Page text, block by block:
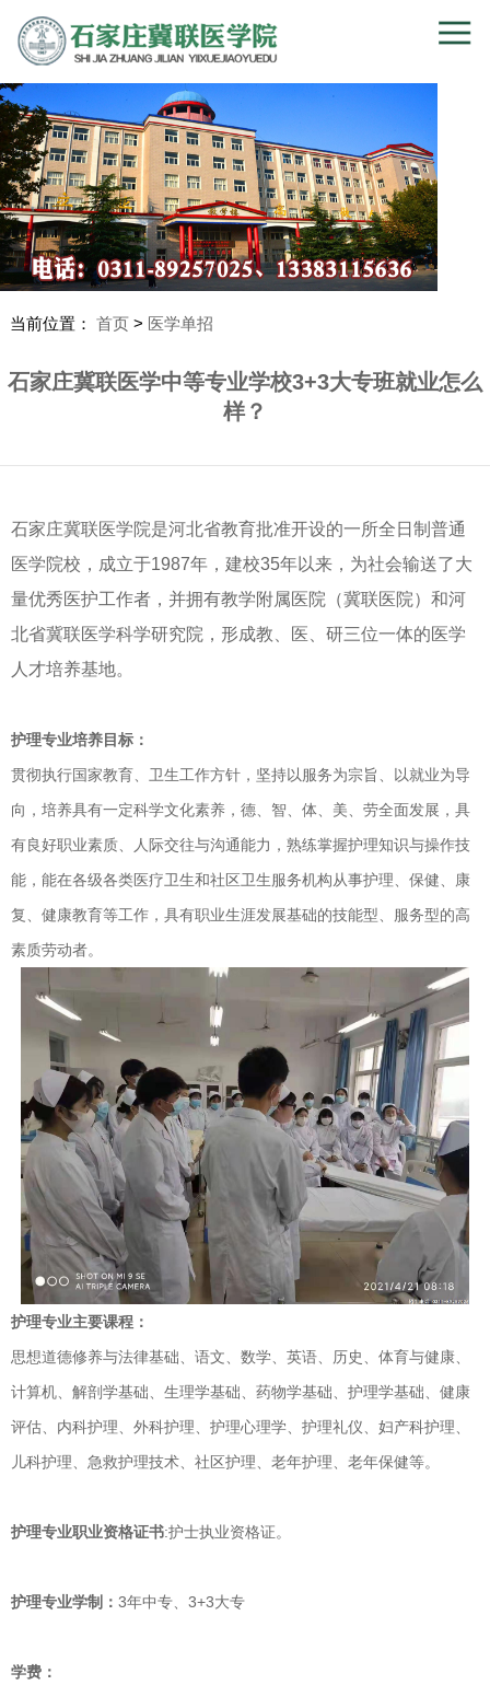
当前位置： 首页> 医学单招
石家庄冀联医学中等专业学校3+3大专班就业怎么
样？
石家庄冀联医学院是河北省教育批准开设的一所全日制普通
医学院校，成立于1987年，建校35年以来，为社会输送了大
量优秀医护工作者，并拥有教学附属医院（冀联医院）和河
北省冀联医学科学研究院，形成教、医、研三位一体的医学
人才培养基地。
护理专业培养目标：
贯彻执行国家教育、卫生工作方针，坚持以服务为宗旨、以就业为导
向，培养具有一定科学文化素养，德、智、体、美、劳全面发展，具
有良好职业素质、人际交往与沟通能力，熟练掌握护理知识与操作技
能，能在各级各类医疗卫生和社区卫生服务机构从事护理、保健、康
复、健康教育等工作，具有职业生涯发展基础的技能型、服务型的高
素质劳动者。
护理专业主要课程：
思想道德修养与法律基础、语文、数学、英语、历史、体育与健康、
计算机、解剖学基础、生理学基础、药物学基础、护理学基础、健康
评估、内科护理、外科护理、护理心理学、护理礼仪、妇产科护理、
儿科护理、急救护理技术、社区护理、老年护理、老年保健等。
护理专业职业资格证书:护士执业资格证。
护理专业学制： 3年中专、3+3大专
学费：